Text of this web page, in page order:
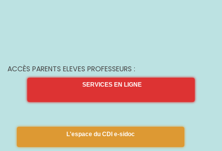
ACCÈS PARENTS ELEVES PROFESSEURS :
SERVICES EN LIGNE
L'espace du CDI e-sidoc